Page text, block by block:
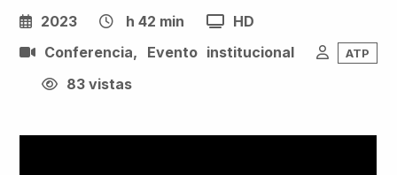
2023 h 42 min
HD
Conferencia, Evento institucional
ATP
83 vistas